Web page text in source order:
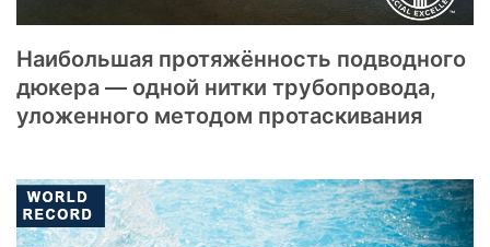
Наибольшая протяжённость подводного
дюкера — одной нитки трубопровода,
уложенного методом протаскивания